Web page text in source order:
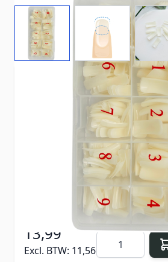
View larger imageView larger
Deze nageltips naturel groot
perfect voor het verlengen van
Nail Points bij
13,99
Excl. BTW: 11,56
Aantal